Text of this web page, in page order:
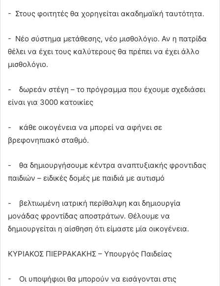
- Στους φοιτητές θα χορηγείται ακαδημαϊκή ταυτότητα.
- Νέο σύστημα μετάθεσης, νέο μισθολόγιο. Αν η πατρίδα
θέλει να έχει τους καλύτερους θα πρέπει να έχει άλλο
μισθολόγιο.
- δωρεάν στέγη – το πρόγραμμα που έχουμε σχεδιάσει
είναι για 3000 κατοικίες
- κάθε οικογένεια να μπορεί να αφήνει σε
βρεφονηπιακό σταθμό.
- θα δημιουργήσουμε κέντρα αναπτυξιακής φροντιδας
παιδιών – ειδικές δομές με παιδιά με αυτισμό
- βελτιωμένη ιατρική περίθαλψη και δημιουργία
μονάδας φροντίδας αποστράτων. Θέλουμε να
δημιουργείται η αίσθηση ότι είμαστε μία οικογένεια.
ΚΥΡΙΑΚΟΣ ΠΙΕΡΡΑΚΑΚΗΣ – Υπουργός Παιδείας
- Οι υποψήφιοι θα μπορούν να εισάγονται στις